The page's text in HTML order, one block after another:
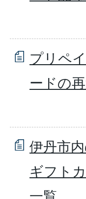
プリペ
ードの
伊丹市
ギフト